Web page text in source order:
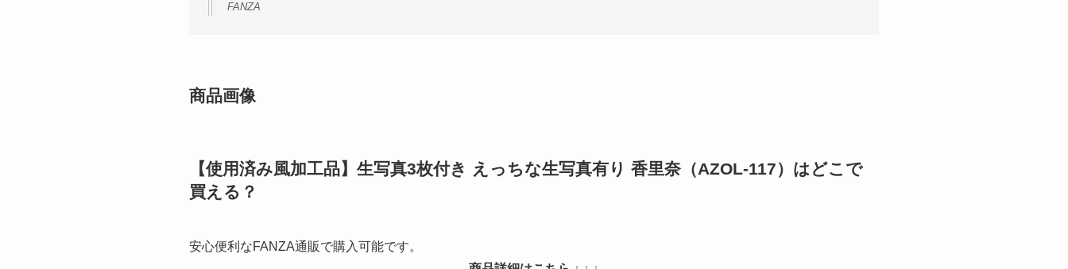
FANZA
商品画像
【使用済み風加工品】生写真3枚付き えっちな生写真有り 香里奈（AZOL-117）はどこで
買える？
安心便利なFANZA通販で購入可能です。